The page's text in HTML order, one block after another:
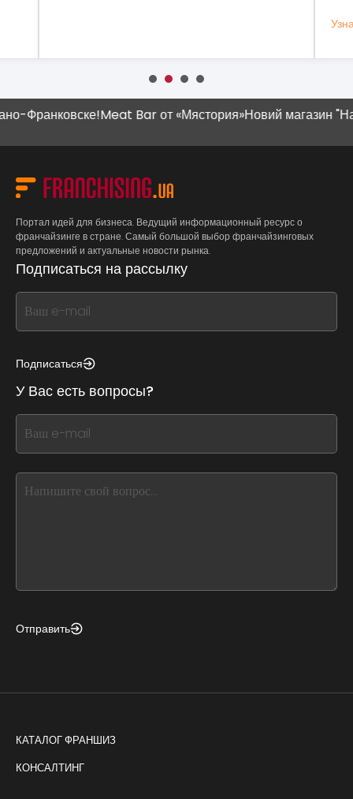
Meat Bar от «Мястория»Новий магазин "Наш
Портал идей для бизнеса. Ведущий информационный ресурс о
франчайзинге в стране. Самый большой выбор франчайзинговых
предложений и актуальные новости рынка.
Подписаться на рассылку
If
you
this,
this
form
field
blank
Подписаться
У Вас есть вопросы?
If
you
this,
Отправить
КАТАЛОГ ФРАНШИЗ
КОНСАЛТИНГ